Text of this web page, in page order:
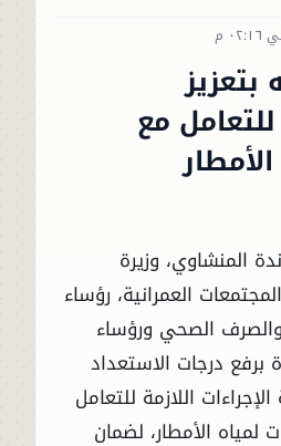
بتعزيز
مع
المنشاوي، وزيرة
العمرانية، رؤساء
الصحي ورؤساء
برفع درجات الاستعداد
اللازمة للتعامل
الأمطار، لضمان